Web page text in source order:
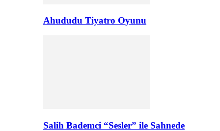
Ahududu Tiyatro Oyunu
Salih Bademci “Sesler” ile Sahnede